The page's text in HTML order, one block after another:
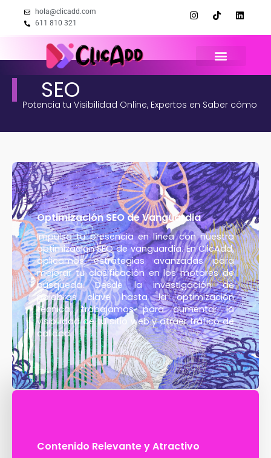
hola@clicadd.com
611 810 321
SEO
Potencia tu Visibilidad Online, Expertos en Saber cómo
Optimización SEO de Vanguardia
Impulsa tu presencia en línea con nuestra
optimización SEO de vanguardia. En ClicAdd,
aplicamos estrategias avanzadas para
mejorar tu clasificación en los motores de
búsqueda. Desde la investigación de
palabras clave hasta la optimización
técnica, trabajamos para aumentar la
visibilidad de tu sitio web y atraer tráfico de
calidad.
Contenido Relevante y Atractivo